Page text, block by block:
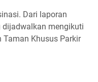
Dari laporan
dijadwalkan mengikuti
Taman Khusus Parkir